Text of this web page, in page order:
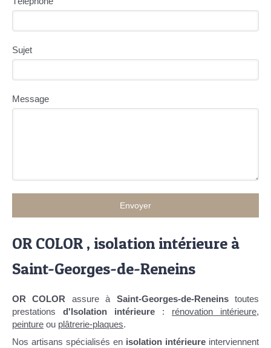
Sujet
Message
Envoyer
OR COLOR , isolation intérieure à
Saint-Georges-de-Reneins
OR COLOR assure à Saint-Georges-de-Reneinstoutes
prestations d'Isolation intérieure : rénovation intérieure,
peinture ou plâtrerie-plaques.
Nos artisans spécialisés en isolation intérieure interviennent